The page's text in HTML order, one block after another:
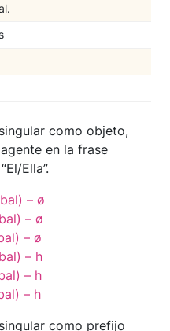
como objeto,
en la frase
Ella”.
– ø
– ø
– ø
– h
– h
– h
como prefijo